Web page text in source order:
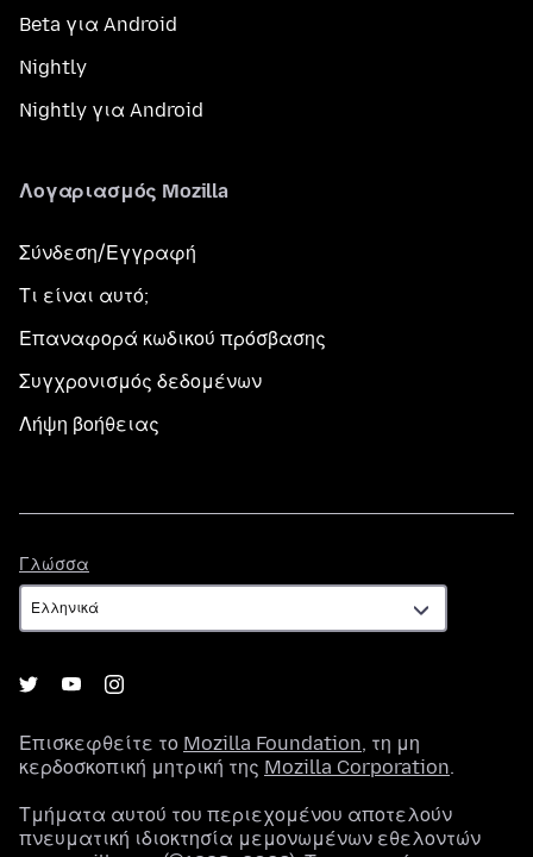
Beta για Android
Nightly
Nightly για Android
Λογαριασμός Mozilla
Σύνδεση/Εγγραφή
Τι είναι αυτό;
Επαναφορά κωδικού πρόσβασης
Συγχρονισμός δεδομένων
Λήψη βοήθειας
Γλώσσα
Επισκεφθείτε το Mozilla Foundation, τη μη
κερδοσκοπική μητρική της Mozilla Corporation.
Τμήματα αυτού του περιεχομένου αποτελούν
πνευματική ιδιοκτησία μεμονωμένων εθελοντών